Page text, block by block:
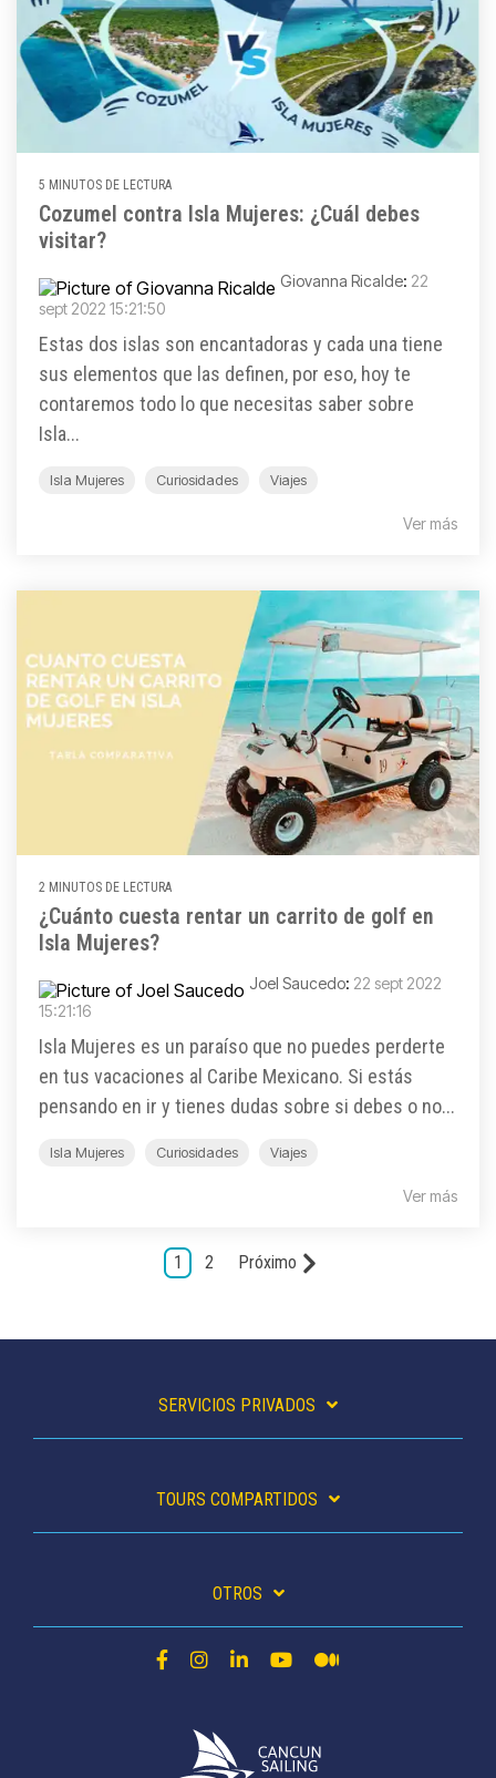
5 MINUTOS DE LECTURA
Cozumel contra Isla Mujeres: ¿Cuál debes
visitar?
Giovanna Ricalde: 22
sept 2022 15:21:50
Estas dos islas son encantadoras y cada una tiene
sus elementos que las definen, por eso, hoy te
contaremos todo lo que necesitas saber sobre
Isla...
Isla Mujeres Curiosidades Viajes
Ver más
2 MINUTOS DE LECTURA
¿Cuánto cuesta rentar un carrito de golf en
Isla Mujeres?
Joel Saucedo: 22 sept 2022
15:21:16
Isla Mujeres es un paraíso que no puedes perderte
en tus vacaciones al Caribe Mexicano. Si estás
pensando en ir y tienes dudas sobre si debes o no...
Isla Mujeres Curiosidades Viajes
Ver más
1 2 Próximo
SERVICIOS PRIVADOS
TOURS COMPARTIDOS
OTROS